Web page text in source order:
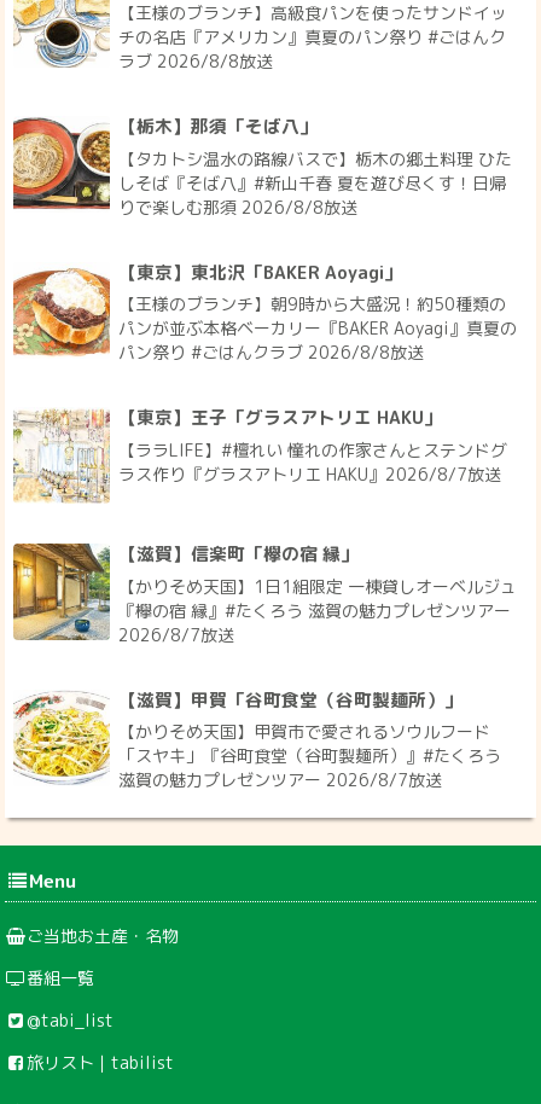
【王様のブランチ】高級食パンを使ったサンドイッ
チの名店『アメリカン』真夏のパン祭り #ごはんク
ラブ 2026/8/8放送
【栃木】那須「そば八」
【タカトシ温水の路線バスで】栃木の郷土料理 ひた
しそば『そば八』#新山千春 夏を遊び尽くす！日帰
りで楽しむ那須 2026/8/8放送
【東京】東北沢「BAKER Aoyagi」
【王様のブランチ】朝9時から大盛況！約50種類の
パンが並ぶ本格ベーカリー『BAKER Aoyagi』真夏の
パン祭り #ごはんクラブ 2026/8/8放送
【東京】王子「グラスアトリエ HAKU」
【ララLIFE】#檀れい 憧れの作家さんとステンドグ
ラス作り『グラスアトリエ HAKU』2026/8/7放送
【滋賀】信楽町「欅の宿 縁」
【かりそめ天国】1日1組限定 一棟貸しオーベルジュ
『欅の宿 縁』#たくろう 滋賀の魅力プレゼンツアー
2026/8/7放送
【滋賀】甲賀「谷町食堂（谷町製麺所）」
【かりそめ天国】甲賀市で愛されるソウルフード
「スヤキ」『谷町食堂（谷町製麺所）』#たくろう
滋賀の魅力プレゼンツアー 2026/8/7放送
Menu
ご当地お土産・名物
番組一覧
@tabi_list
旅リスト｜tabilist